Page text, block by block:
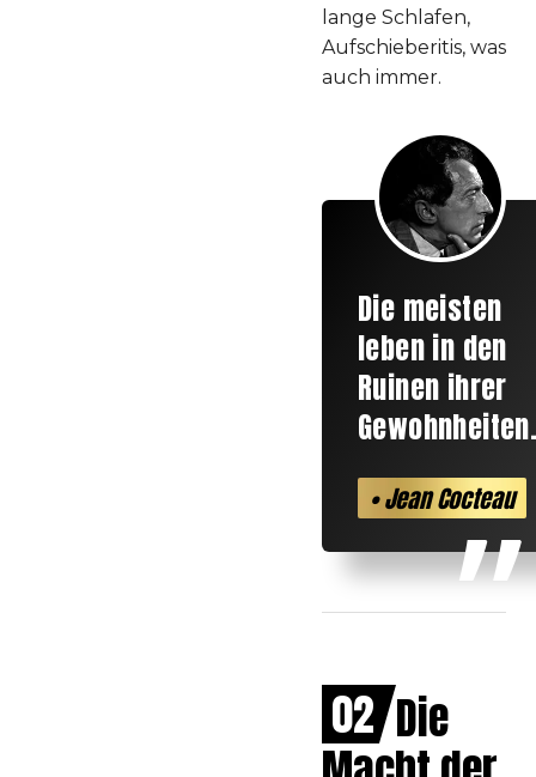
lange Schlafen,
Aufschieberitis, was
auch immer.
Die meisten
leben in den
Ruinen ihrer
• Jean Cocteau
02 Die